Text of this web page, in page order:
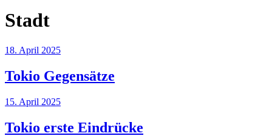
Stadt
18. April 2025
Tokio Gegensätze
15. April 2025
Tokio erste Eindrücke